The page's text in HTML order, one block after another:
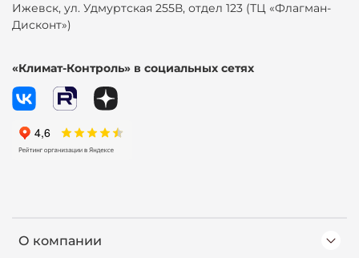
О компании
Ижевск, ул. Удмуртская 255В, отдел 123 (ТЦ «Флагман-
Дисконт»)
«Климат-Контроль» в социальных сетях